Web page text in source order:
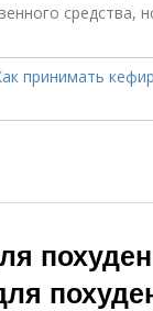
средства,